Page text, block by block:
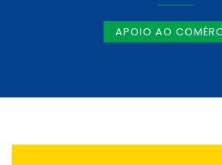
APOIO AO